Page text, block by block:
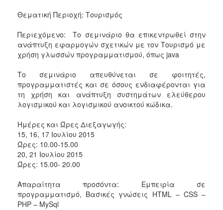
ΤΟΠΟΣ
ΠΟΛΙΤΙΣΜΟΣ
ΑΝΘΕΚΤΙΚΗ
ΠΟΛΗ
Θεματική Περιοχή: Τουρισμός
Περιεχόμενο: Το σεμινάριο θα επικεντρωθεί στην
ανάπτυξη εφαρμογών σχετικών με τον Τουρισμό με
χρήση γλωσσών προγραμματισμού, όπως java
Το σεμινάριο απευθύνεται σε φοιτητές,
προγραμματιστές και σε όσους ενδιαφέρονται για
τη χρήση και ανάπτυξη συστημάτων ελεύθερου
λογισμικού και λογισμικού ανοικτού κώδικα.
Ημέρες και Ώρες Διεξαγωγής:
15, 16, 17 Ιουλίου 2015
Ώρες: 10.00-15.00
20, 21 Ιουλίου 2015
Ώρες: 15.00- 20.00
Απαραίτητα προσόντα: Εμπειρία σε
προγραμματισμό, Βασικές γνώσεις HTML – CSS –
PHP – MySql